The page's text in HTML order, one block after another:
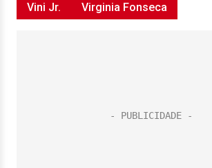
Vini Jr.
Virginia Fonseca